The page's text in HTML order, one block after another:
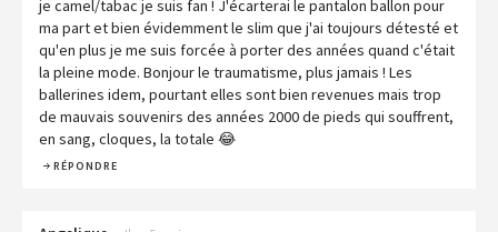
je camel/tabac je suis fan ! J'écarterai le pantalon ballon pour
ma part et bien évidemment le slim que j'ai toujours détesté et
qu'en plus je me suis forcée à porter des années quand c'était
la pleine mode. Bonjour le traumatisme, plus jamais ! Les
ballerines idem, pourtant elles sont bien revenues mais trop
de mauvais souvenirs des années 2000 de pieds qui souffrent,
en sang, cloques, la totale 😂
RÉPONDRE